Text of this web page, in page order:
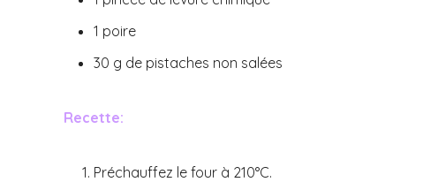
1 poire
30 g de pistaches non salées
Recette:
Préchauffez le four à 210°C.